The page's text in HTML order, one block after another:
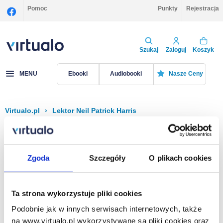
Zgoda Szczegóły O plikach cookies
Ta strona wykorzystuje pliki cookies
Podobnie jak w innych serwisach internetowych, także
na www.virtualo.pl wykorzystywane są pliki cookies oraz
Pomoc Punkty Rejestracja
Szukaj Zaloguj Koszyk
MENU Ebooki Audiobooki Nasze Ceny
Virtualo.pl › Lektor Neil Patrick Harris
Filtruj Sortuj
Na stronie